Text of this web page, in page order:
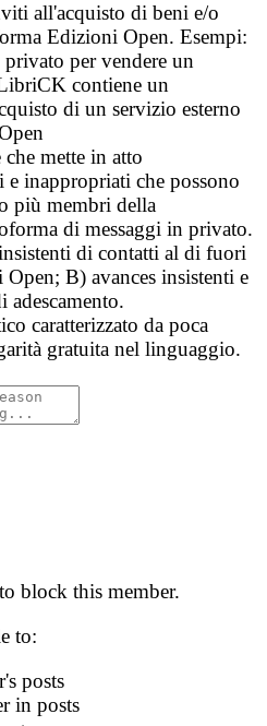
all'acquisto di beni e/o
Edizioni Open. Esempi:
per vendere un
contiene un
di un servizio esterno
che mette in atto
inappropriati che possono
più membri della
di messaggi in privato.
di contatti al di fuori
B) avances insistenti e
caratterizzato da poca
gratuita nel linguaggio.
block this member.
to:
posts
in posts